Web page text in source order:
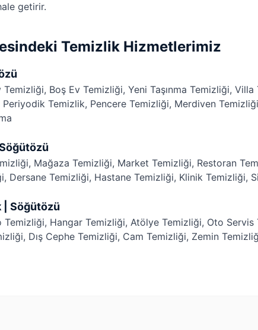
getirir.
Temizlik Hizmetlerimiz
Temizliği, Boş Ev Temizliği, Yeni Taşınma Temizliği, Villa
Periyodik Temizlik, Pencere Temizliği, Merdiven Temizliği
, Mağaza Temizliği, Market Temizliği, Restoran
, Dersane Temizliği, Hastane Temizliği, Klinik Temizliği,
| Söğütözü
Temizliği, Hangar Temizliği, Atölye Temizliği, Oto Servis
, Dış Cephe Temizliği, Cam Temizliği, Zemin